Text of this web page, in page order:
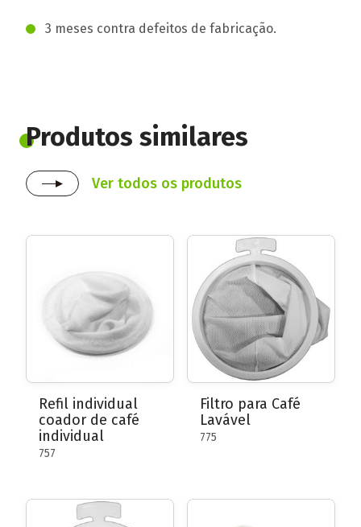
3 meses contra defeitos de fabricação.
Produtos similares
Ver todos os produtos
Refil individual
coador de café
individual
757
Filtro para Café
Lavável
775